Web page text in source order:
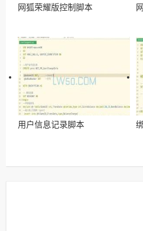
网狐荣耀版控制脚本
用户信息记录脚本